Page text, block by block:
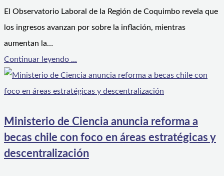
El Observatorio Laboral de la Región de Coquimbo revela que
los ingresos avanzan por sobre la inflación, mientras
aumentan la…
Continuar leyendo ...
Ministerio de Ciencia anuncia reforma a
becas chile con foco en áreas estratégicas y
descentralización